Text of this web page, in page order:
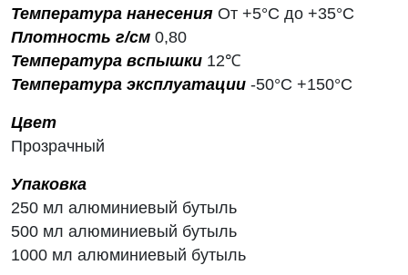
Температура нанесения От +5°С до +35°С
Плотность г/см 0,80
Температура вспышки 12℃
Температура эксплуатации -50°С +150°С
Цвет
Прозрачный
Упаковка
250 мл алюминиевый бутыль
500 мл алюминиевый бутыль
1000 мл алюминиевый бутыль